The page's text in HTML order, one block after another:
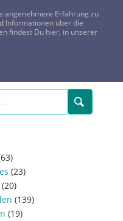
0800-8478266
REGISTRIEREN
(23)
(20)
(139)
(19)
angenehmere Erfahrung zu
Informationen über die
findest Du hier, in unserer